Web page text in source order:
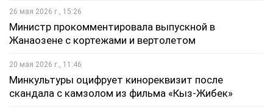
26 мая 2026 г., 15:26
Министр прокомментировала выпускной в
Жанаозене с кортежами и вертолетом
20 мая 2026 г., 11:46
Минкультуры оцифрует кинореквизит после
скандала с камзолом из фильма «Кыз-Жибек»